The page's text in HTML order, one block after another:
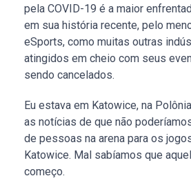
pela COVID-19 é a maior
em sua história recente, pelo
eSports, como muitas outras
atingidos em cheio com seus
sendo cancelados.
Eu estava em Katowice, na
as notícias de que não
de pessoas na arena para os
Katowice. Mal sabíamos que
começo.